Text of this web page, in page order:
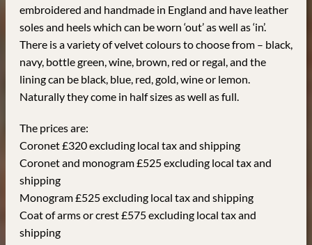
embroidered and handmade in England and have leather
soles and heels which can be worn ‘out’ as well as ‘in’.
There is a variety of velvet colours to choose from – black,
navy, bottle green, wine, brown, red or regal, and the
lining can be black, blue, red, gold, wine or lemon.
Naturally they come in half sizes as well as full.
The prices are:
Coronet £320 excluding local tax and shipping
Coronet and monogram £525 excluding local tax and
shipping
Monogram £525 excluding local tax and shipping
Coat of arms or crest £575 excluding local tax and
shipping